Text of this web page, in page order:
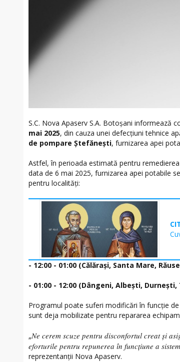
S.C. Nova Apaserv S.A. Botoșani informează
mai 2025, din cauza unei defecțiuni tehnice
de pompare Ștefănești, furnizarea apei
Astfel, în perioada estimată pentru
data de 6 mai 2025, furnizarea apei potabile
pentru localități:
- 12:00 - 01:00 (Călărași, Santa Mare,
- 01:00 - 12:00 (Dângeni, Albești,
Programul poate suferi modificări în funcție
sunt deja mobilizate pentru repararea
„Ne cerem scuze pentru disconfortul creat și
eforturile pentru repunerea în funcțiune a
reprezentanții Nova Apaserv.